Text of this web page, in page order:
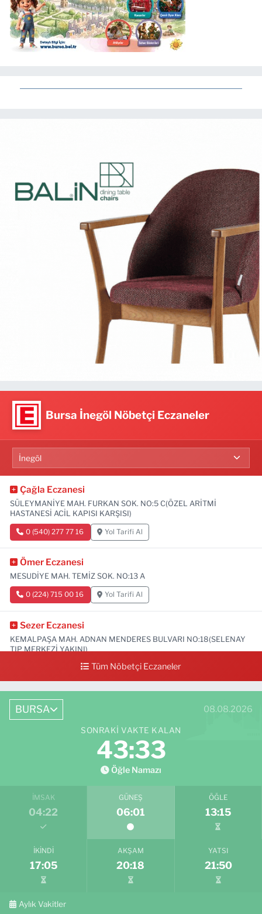
Bursa İnegöl Nöbetçi Eczaneler
Çağla Eczanesi
SÜLEYMANİYE MAH. FURKAN SOK. NO:5 C(ÖZEL ARİTMİ
HASTANESİ ACİL KAPISI KARŞISI)
0 (540) 277 77 16 Yol Tarifi Al
Ömer Eczanesi
MESUDİYE MAH. TEMİZ SOK. NO:13 A
0 (224) 715 00 16 Yol Tarifi Al
Sezer Eczanesi
KEMALPAŞA MAH. ADNAN MENDERES BULVARI NO:18(SELENAY
TIP MERKEZİ YAKINI)
0 (224) 711 64 49 Yol Tarifi Al
Tüm Nöbetçi Eczaneler
BURSA 08.08.2026
SONRAKI VAKTE KALAN
43:31
Öğle Namazı
İMSAK
04:22
GÜNEŞ
06:01
ÖĞLE
13:15
İKINDI
17:05
AKŞAM
20:18
YATSI
21:50
Aylık Vakitler